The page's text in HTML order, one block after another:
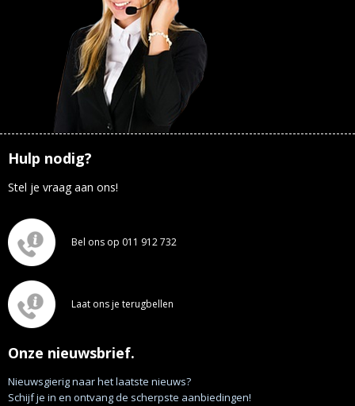
Hulp nodig?
Stel je vraag aan ons!
Bel ons op 011 912 732
Laat ons je terugbellen
Onze nieuwsbrief.
Nieuwsgierig naar het laatste nieuws?
Schijf je in en ontvang de scherpste aanbiedingen!